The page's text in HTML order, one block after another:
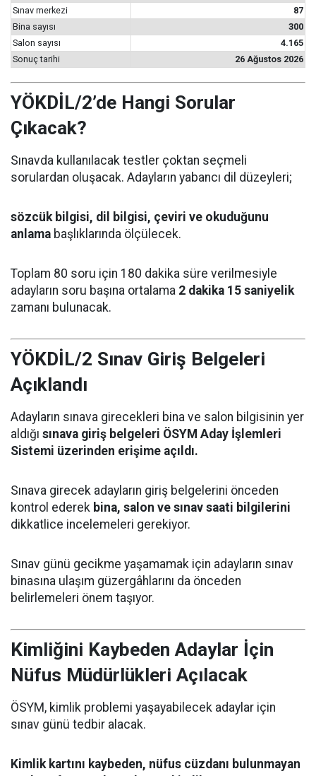
Sınav merkezi
87
Bina sayısı
300
Salon sayısı
4.165
Sonuç tarihi
26 Ağustos 2026
YÖKDİL/2’de Hangi Sorular
Çıkacak?
Sınavda kullanılacak testler çoktan seçmeli
sorulardan oluşacak. Adayların yabancı dil düzeyleri;
sözcük bilgisi, dil bilgisi, çeviri ve okuduğunu
anlama başlıklarında ölçülecek.
Toplam 80 soru için 180 dakika süre verilmesiyle
adayların soru başına ortalama 2 dakika 15 saniyelik
zamanı bulunacak.
YÖKDİL/2 Sınav Giriş Belgeleri
Açıklandı
Adayların sınava girecekleri bina ve salon bilgisinin yer
aldığı sınava giriş belgeleri ÖSYM Aday İşlemleri
Sistemi üzerinden erişime açıldı.
Sınava girecek adayların giriş belgelerini önceden
kontrol ederek bina, salon ve sınav saati bilgilerini
dikkatlice incelemeleri gerekiyor.
Sınav günü gecikme yaşamamak için adayların sınav
binasına ulaşım güzergâhlarını da önceden
belirlemeleri önem taşıyor.
Kimliğini Kaybeden Adaylar İçin
Nüfus Müdürlükleri Açılacak
ÖSYM, kimlik problemi yaşayabilecek adaylar için
sınav günü tedbir alacak.
Kimlik kartını kaybeden, nüfus cüzdanı bulunmayan